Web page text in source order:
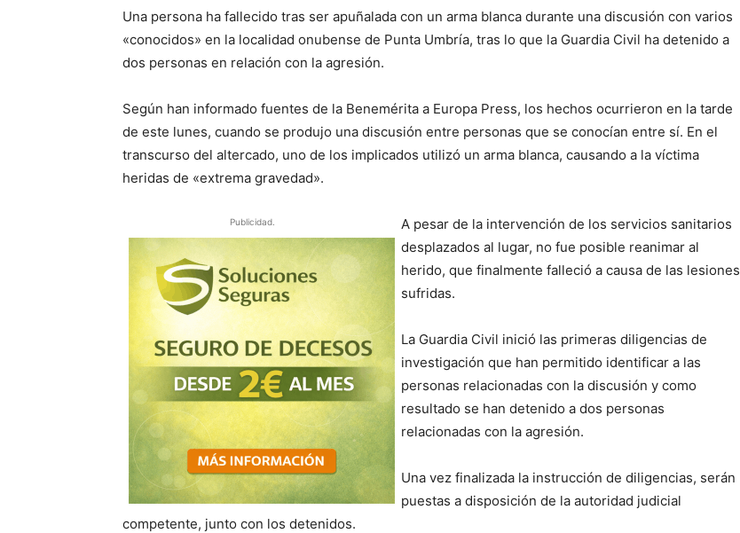
Una persona ha fallecido tras ser apuñalada con un arma blanca durante una discusión con varios
«conocidos» en la localidad onubense de Punta Umbría, tras lo que la Guardia Civil ha detenido a
dos personas en relación con la agresión.
Según han informado fuentes de la Benemérita a Europa Press, los hechos ocurrieron en la tarde
de este lunes, cuando se produjo una discusión entre personas que se conocían entre sí. En el
transcurso del altercado, uno de los implicados utilizó un arma blanca, causando a la víctima
heridas de «extrema gravedad».
Publicidad.
A pesar de la intervención de los servicios sanitarios
desplazados al lugar, no fue posible reanimar al
herido, que finalmente falleció a causa de las lesiones
sufridas.
La Guardia Civil inició las primeras diligencias de
investigación que han permitido identificar a las
personas relacionadas con la discusión y como
resultado se han detenido a dos personas
relacionadas con la agresión.
Una vez finalizada la instrucción de diligencias, serán
puestas a disposición de la autoridad judicial
competente, junto con los detenidos.